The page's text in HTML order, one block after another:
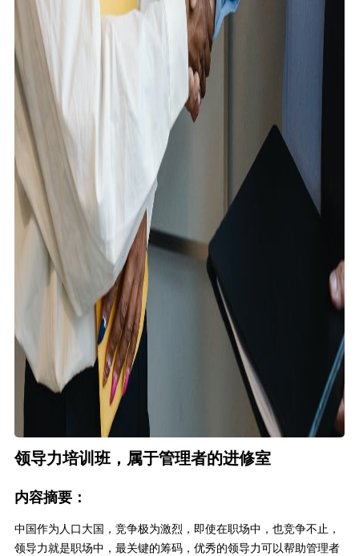
领导力培训班，属于管理者的进修室
内容摘要：
中国作为人口大国，竞争极为激烈，即使在职场中，也竞争不止，
领导力就是职场中，最关键的筹码，优秀的领导力可以帮助管理者